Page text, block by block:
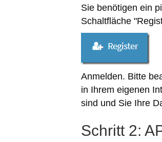
Sie benötigen ein
Schaltfläche
Anmelden. Bitte
in Ihrem eigenen
sind und Sie Ihre
Schritt 2: